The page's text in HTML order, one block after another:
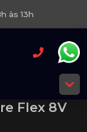
às 13h
Flex 8V